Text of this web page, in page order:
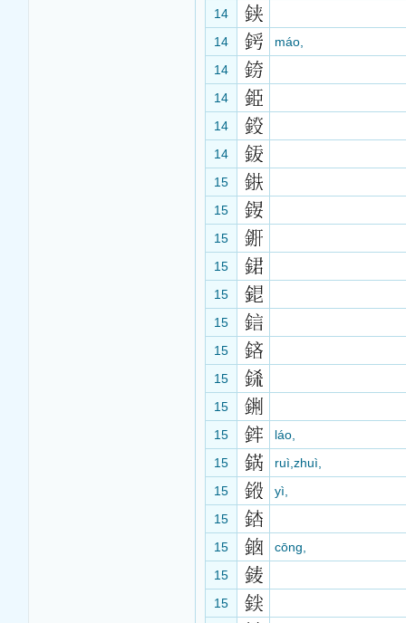
14
14
máo,
14
14
14
14
15
15
15
15
15
15
15
15
15
15
láo,
15
ruì,zhuì,
15
yì,
15
15
cōng,
15
15